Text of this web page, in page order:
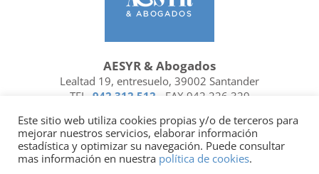
AESYR & Abogados
Lealtad 19, entresuelo, 39002 Santander
TEL. 942 312 512 - FAX 942 226 329
FacebookLinkedin
Socio de | Miembro de
Este sitio web utiliza cookies propias y/o de terceros para
mejorar nuestros servicios, elaborar información
estadística y optimizar su navegación. Puede consultar
mas información en nuestra política de cookies.